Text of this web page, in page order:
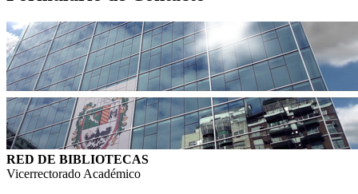
RED DE BIBLIOTECAS
Vicerrectorado Académico